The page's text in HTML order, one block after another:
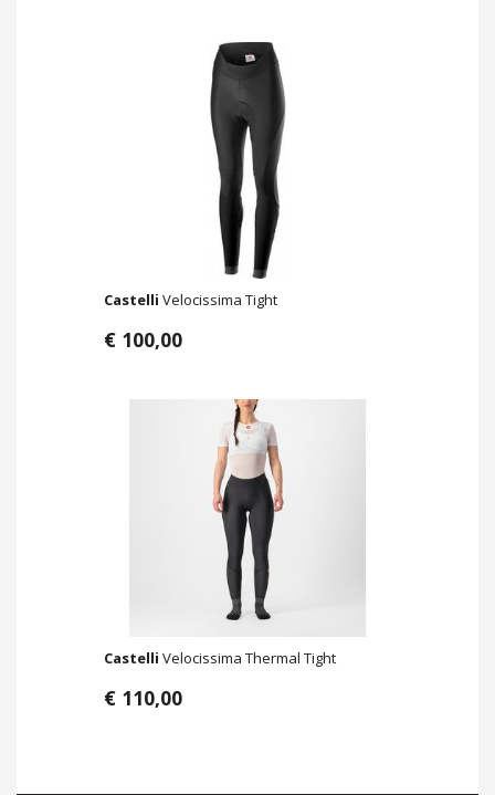
Castelli Velocissima Tight
€ 100,00
Castelli Velocissima Thermal Tight
€ 110,00